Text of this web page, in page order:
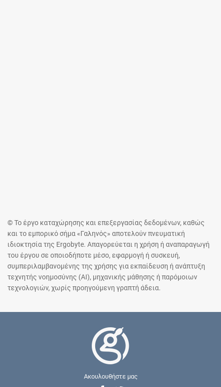
© Το έργο καταχώρησης και επεξεργασίας δεδομένων, καθώς
και το εμπορικό σήμα «Γαληνός» αποτελούν πνευματική
ιδιοκτησία της Ergobyte. Απαγορεύεται η χρήση ή αναπαραγωγή
του έργου σε οποιοδήποτε μέσο, εφαρμογή ή συσκευή,
συμπεριλαμβανομένης της χρήσης για εκπαίδευση ή ανάπτυξη
τεχνητής νοημοσύνης (AI), μηχανικής μάθησης ή παρόμοιων
τεχνολογιών, χωρίς προηγούμενη γραπτή άδεια.
Ακουλουθήστε μας